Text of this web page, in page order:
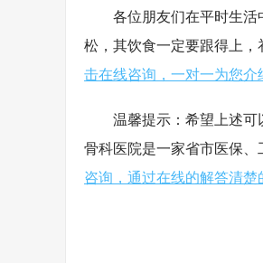
各位朋友们在平时生活中
松，其饮食一定要跟得上，
击在线咨询，一对一为您介
温馨提示：希望上述可以
骨科医院是一家省市医保、
咨询，通过在线的解答清楚